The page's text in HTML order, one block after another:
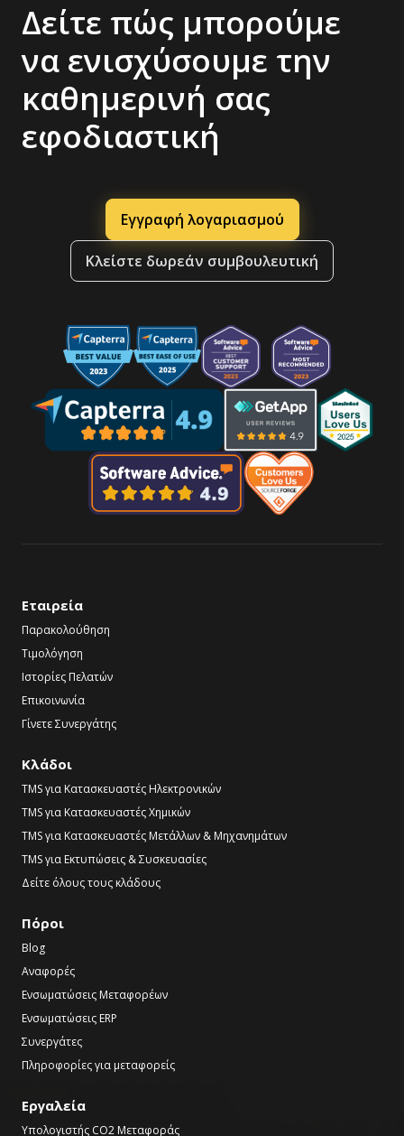
Δείτε πώς μπορούμε
να ενισχύσουμε την
καθημερινή σας
εφοδιαστική
Εγγραφή λογαριασμού
Κλείστε δωρεάν συμβουλευτική
Εταιρεία
Παρακολούθηση
Τιμολόγηση
Ιστορίες Πελατών
Επικοινωνία
Γίνετε Συνεργάτης
Κλάδοι
TMS για Κατασκευαστές Ηλεκτρονικών
TMS για Κατασκευαστές Χημικών
TMS για Κατασκευαστές Μετάλλων & Μηχανημάτων
TMS για Εκτυπώσεις & Συσκευασίες
Δείτε όλους τους κλάδους
Πόροι
Blog
Αναφορές
Ενσωματώσεις Μεταφορέων
Ενσωματώσεις ERP
Συνεργάτες
Πληροφορίες για μεταφορείς
Εργαλεία
Υπολογιστής CO2 Μεταφοράς